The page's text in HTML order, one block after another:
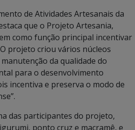
de Atividades Artesanais da
que o Projeto Artesania,
como função principal incentivar
projeto criou vários núcleos
da qualidade do
para o desenvolvimento
incentiva e preserva o modo de
das participantes do projeto,
ponto cruz e macramê, e